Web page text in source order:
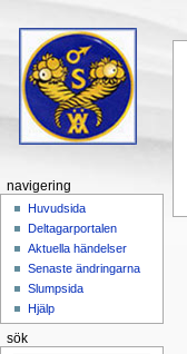
navigering
Huvudsida
Deltagarportalen
Aktuella händelser
Senaste ändringarna
Slumpsida
Hjälp
sök